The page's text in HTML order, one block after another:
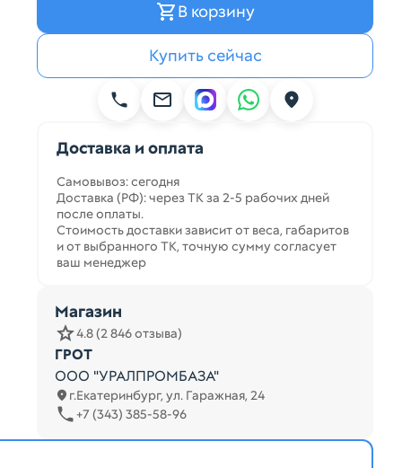
В корзину
Купить сейчас
Доставка и оплата
Самовывоз: сегодня
Доставка (РФ): через ТК за 2-5 рабочих дней
после оплаты.
Стоимость доставки зависит от веса, габаритов
и от выбранного ТК, точную сумму согласует
ваш менеджер
Магазин
4.8 (2 846 отзыва)
ГРОТ
ООО "УРАЛПРОМБАЗА"
г.Екатеринбург, ул. Гаражная, 24
+7 (343) 385-58-96